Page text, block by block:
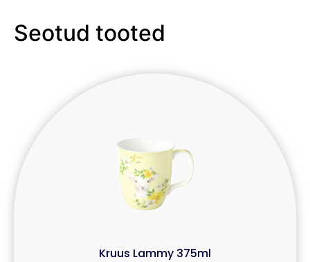
Seotud tooted
Kruus Lammy 375ml